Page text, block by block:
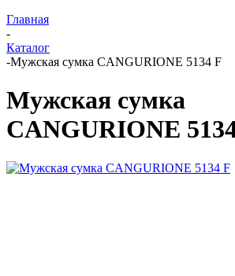
Главная
-
Каталог
-Мужская сумка CANGURIONE 5134 F
Мужская сумка
CANGURIONE